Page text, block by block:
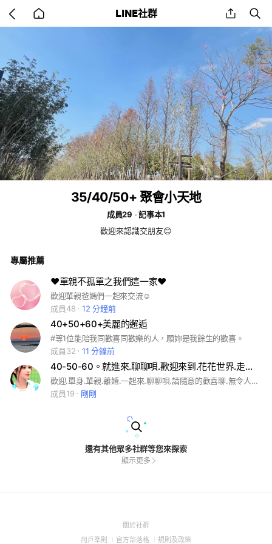
back
to
LINE社群 share
35/40/50+ 聚會小天地
成員29
記事本1
歡迎來認識交朋友😊
專屬推薦
❤️單親不孤單之我們這一家❤️
歡迎單親爸媽們一起來交流☺️
成員48
12 分鐘前
40+50+60+美麗的邂逅
#等1位能陪我同歡喜同歡樂的人，願妳是我餘生的歡喜。
成員32
11 分鐘前
40-50-60。就進來.聊聊唄.歡迎來到.花花世界.走過.路過.滑過.也別錯過.
歡迎.單身.單親.離婚.一起來.聊聊唄.請隨意的歡喜聊.無令人窒息的版規.看到.路過.也別錯過.這裏有.花花的世界.等待您的到來.不再歡迎.潛水客
成員19
剛剛
還有其他眾多社群等您來探索
顯示更多
關於社群(Open
用戶準則 (Open
官方部落格 (Open
規則及政策(Open